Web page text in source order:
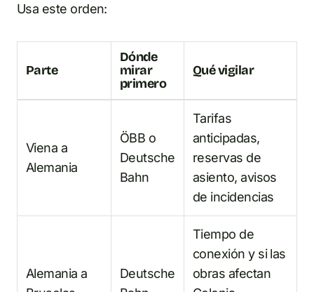
Usa este orden:
Parte
Dónde
mirar
primero
Qué vigilar
Viena a
Alemania
ÖBB o
Deutsche
Bahn
Tarifas
anticipadas,
reservas de
asiento, avisos
de incidencias
Alemania a
Deutsche
Tiempo de
conexión y si las
obras afectan